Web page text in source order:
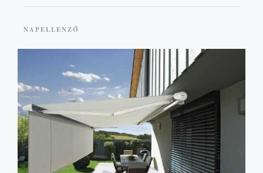
NAPELLENZŐ
AJÁNLATKÉRÉS